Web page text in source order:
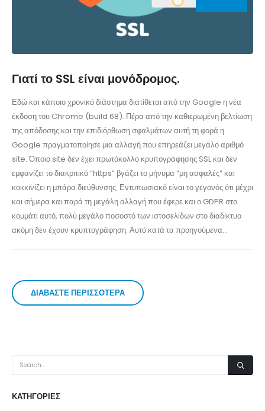
Γιατί το SSL είναι μονόδρομος.
Εδώ και κάποιο χρονικό διάστημα διατίθεται από την Google η νέα
έκδοση του Chrome (build 68). Πέρα από την καθιερωμένη βελτίωση
της απόδοσης και την επιδιόρθωση σφαλμάτων αυτή τη φορά η
Google πραγματοποίησε μια αλλαγή που επηρεάζει μεγάλο αριθμό
site. Όποιο site δεν έχει πρωτόκολλο κρυπογράφησης SSL και δεν
εμφανίζει το διακριτικό “https” βγάζει το μήνυμα “μη ασφαλές” και
κοκκινίζει η μπάρα διεύθυνσης. Εντυπωσιακό είναι το γεγονός ότι μέχρι
και σήμερα και παρά τη μεγάλη αλλαγή που έφερε και ο GDPR στο
κομμάτι αυτό, πολύ μεγάλο ποσοστό των ιστοσελίδων στο διαδίκτυο
ακόμη δεν έχουν κρυπτογράφηση. Αυτό κατά τα προηγούμενα...
ΔΙΑΒΆΣΤΕ ΠΕΡΙΣΣΌΤΕΡΑ
ΚΑΤΗΓΟΡΊΕΣ